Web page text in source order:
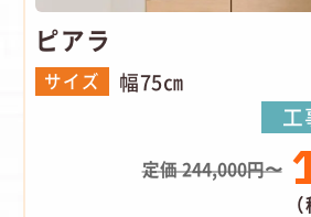
ピアラ
サイズ 幅75㎝
工
定価 244,000円〜